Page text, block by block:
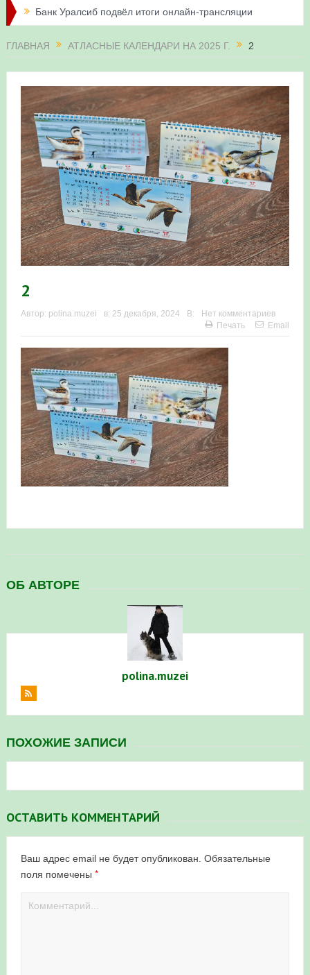
Банк Уралсиб подвёл итоги онлайн-трансляции
Республике Башкортостан
Три птенца сапсанов Уралсиба получили имена и
кольца
Итоги акции «Весенняя перекличка-2026» в
Республике Башкортостан
«Весенняя перекличка-2026» — 21-31 мая 2026
Мероприятие для ребят из дневного лагеря центра
Участие башкирских орнитологов и бердвотчеров в
проекте «Развитие программы мониторинга
численности птиц в европейской части России»
«Весенняя перекличка-2026» — 11-20 мая 2026
Мониторинг орнитофауны на постоянных маршрутах
в Республике Башкортостан в 2026 году
ГЛАВНАЯ АТЛАСНЫЕ КАЛЕНДАРИ НА 2025 Г. 2
2
Автор: polina.muzei в: 25 декабря, 2024 В:
Нет комментариев
Печать
Email
ОБ АВТОРЕ
polina.muzei
ПОХОЖИЕ ЗАПИСИ
ОСТАВИТЬ КОММЕНТАРИЙ
Ваш адрес email не будет опубликован. Обязательные
поля помечены *